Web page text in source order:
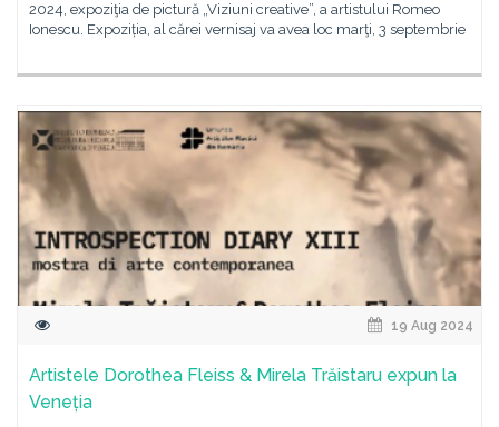
2024, expoziţia de pictură „Viziuni creative”, a artistului Romeo
Ionescu. Expoziția, al cărei vernisaj va avea loc marţi, 3 septembrie
19 Aug 2024
Artistele Dorothea Fleiss & Mirela Trăistaru expun la
Veneția